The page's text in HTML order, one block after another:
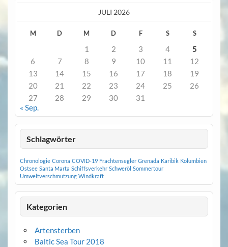
JULI 2026
M D M D F S S
1 2 3 4
5
6
7 8 9 10 11
12
13
14 15 16 17 18
19
20
21 22 23 24 25
26
27
28 29 30
31
« Sep.
Schlagwörter
Chronologie Corona COVID-19 Frachtensegler Grenada Karibik Kolumbien
Ostsee Santa Marta Schiffsverkehr Schweröl Sommertour
Umweltverschmutzung Windkraft
Kategorien
Artensterben
Baltic Sea Tour 2018